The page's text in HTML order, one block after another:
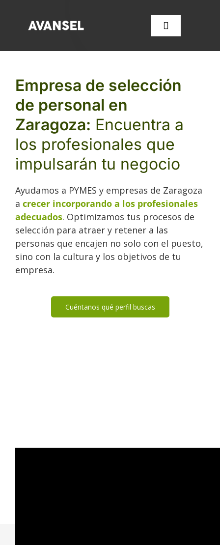
contenido
Toggle
CONÓCENOS
OFERTAS DE EMPLEO
CONTACTA CON
Empresa de selección
de personal en
Zaragoza: Encuentra a
los profesionales que
impulsarán tu negocio
Ayudamos a PYMES y empresas de Zaragoza
acrecer incorporando a los profesionales
adecuados. Optimizamos tus procesos de
selección para atraer y retener a las
personas que encajen no solo con el puesto,
sino con la cultura y los objetivos de tu
empresa.
Cuéntanos qué perfil buscas